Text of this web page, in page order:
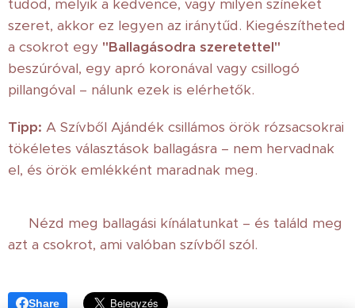
tudod, melyik a kedvence, vagy milyen színeket
szeret, akkor ez legyen az iránytűd. Kiegészítheted
a csokrot egy "Ballagásodra szeretettel"
beszúróval, egy apró koronával vagy csillogó
pillangóval – nálunk ezek is elérhetők.
Tipp: A Szívből Ajándék csillámos örök rózsacsokrai
tökéletes választások ballagásra – nem hervadnak
el, és örök emlékként maradnak meg.
🎁 Nézd meg ballagási kínálatunkat – és találd meg
azt a csokrot, ami valóban szívből szól.
Share